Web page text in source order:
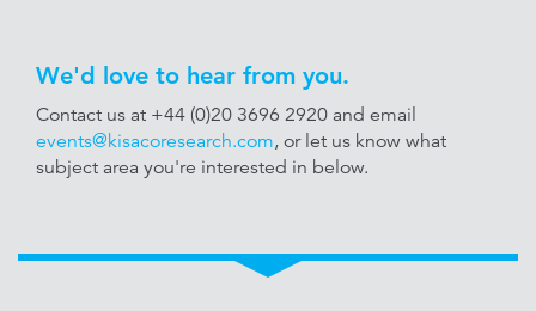
We'd love to hear from you.
Contact us at +44 (0)20 3696 2920 and email
events@kisacoresearch.com, or let us know what
subject area you're interested in below.